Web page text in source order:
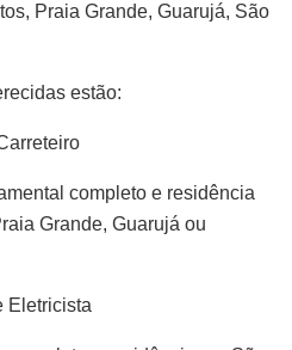
Praia Grande, Guarujá, São
estão:
completo e residência
Grande, Guarujá ou
Eletricista